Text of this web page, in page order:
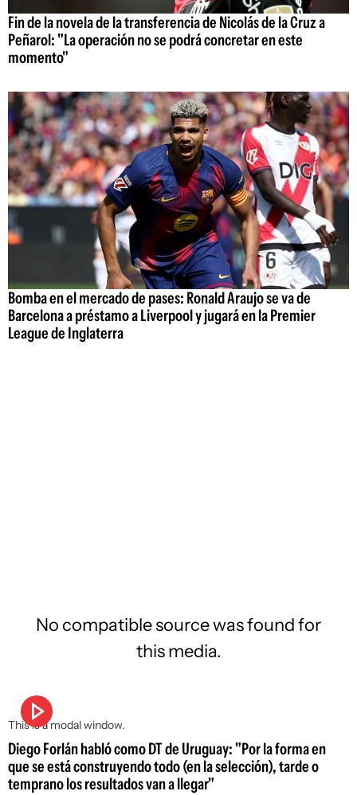
Fin de la novela de la transferencia de Nicolás de la Cruz a
Peñarol: "La operación no se podrá concretar en este
momento"
Bomba en el mercado de pases: Ronald Araujo se va de
Barcelona a préstamo a Liverpool y jugará en la Premier
League de Inglaterra
This is a modal window.
No compatible source was found for
this media.
Diego Forlán habló como DT de Uruguay: "Por la forma en
que se está construyendo todo (en la selección), tarde o
temprano los resultados van a llegar"